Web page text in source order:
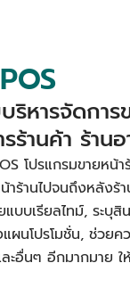
ริหารจัดกา
ร้านค้า ร้านอ
โปรแกรมขายหน้
าร้านไปจนถึงหลัง
บบเรียลไทม์, ระบุสิ
ผนโปรโมชั่น, ช่วย
ะอื่นๆ อีกมากมาย ใ